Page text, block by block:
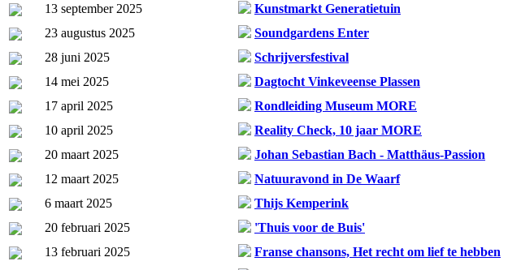
13 september 2025
Kunstmarkt Generatietuin
23 augustus 2025
Soundgardens Enter
28 juni 2025
Schrijversfestival
14 mei 2025
Dagtocht Vinkeveense Plassen
17 april 2025
Rondleiding Museum MORE
10 april 2025
Reality Check, 10 jaar MORE
20 maart 2025
Johan Sebastian Bach - Matthäus-Passion
12 maart 2025
Natuuravond in De Waarf
6 maart 2025
Thijs Kemperink
20 februari 2025
'Thuis voor de Buis'
13 februari 2025
Franse chansons, Het recht om lief te hebben